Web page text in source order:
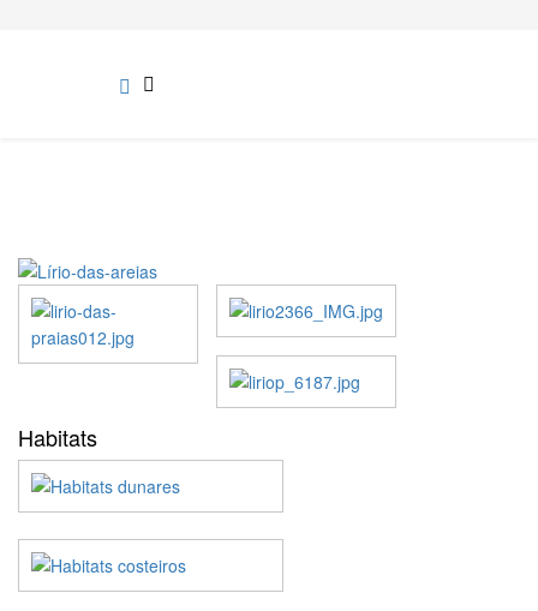
Habitats